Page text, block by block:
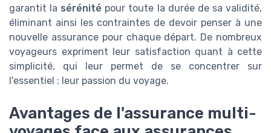
garantit la sérénité pour toute la durée de sa validité,
éliminant ainsi les contraintes de devoir penser à une
nouvelle assurance pour chaque départ. De nombreux
voyageurs expriment leur satisfaction quant à cette
simplicité, qui leur permet de se concentrer sur
l'essentiel : leur passion du voyage.
Avantages de l'assurance multi-